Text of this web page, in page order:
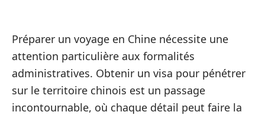
Préparer un voyage en Chine nécessite une
attention particulière aux formalités
administratives. Obtenir un visa pour pénétrer
sur le territoire chinois est un passage
incontournable, où chaque détail peut faire la